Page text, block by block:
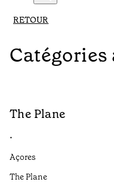
RETOUR
Catégories
The Plane
•
Açores
The Plane